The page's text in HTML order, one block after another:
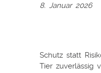
8. Januar 2026
Schutz statt
Tier zuverlässig